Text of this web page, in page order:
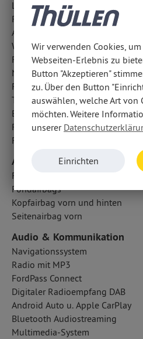
Lichtsensor
Regensensor
Außentemperatur Anzeige
Wegfahrsperre
Frontkamera
Notbremsassistent
Fahrerassistenzpaket
Traktionskontrolle
Berganfahrassistent
Reifendruckkontrolle
Fahrlichtautomatik
Airbags
Fahrer- /Beifahrerairbag
Fondairbags
Kopfairbag vorn und hinten
Seitenairbag vorn
Audio & Kommunikation
Navigationssystem
Radio mit MP3
FordPass Connect
Digitaler Radioempfang DAB
Android Auto u. Apple CarPlay
Bluetooth Audiostreaming
Multimedia-System
Wir verwenden Cookies,
Webseiten-Erlebnis zu
Button "Akzeptieren"
zu. Über den Button
auswählen, welche Art von
möchten. Weitere
unserer
Einrichten